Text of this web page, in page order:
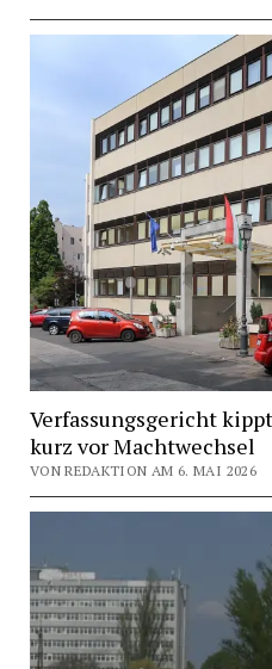
Verfassungsgericht
kurz vor Machtwechsel
VON REDAKTION AM 6. MAI 2026